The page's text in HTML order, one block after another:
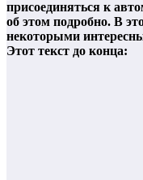
присоединяться к
об этом подробно. В
некоторыми
Этот текст до конца: